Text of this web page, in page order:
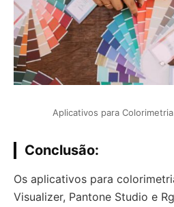
Aplicativos para
Conclusão:
Os aplicativos para
Visualizer, Pantone Studio e